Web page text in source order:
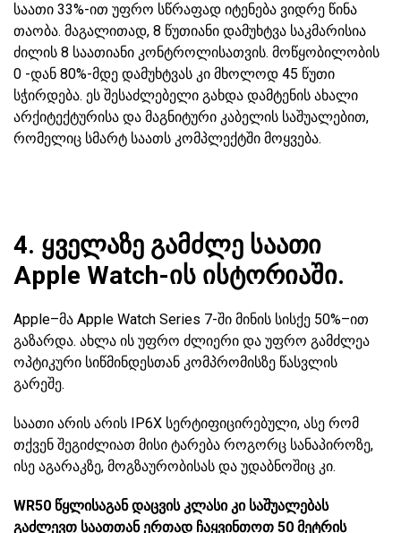
საათი 33%-ით უფრო სწრაფად იტენება ვიდრე წინა
თაობა. მაგალითად, 8 წუთიანი დამუხტვა საკმარისია
ძილის 8 საათიანი კონტროლისათვის. მოწყობილობის
0 -დან 80%-მდე დამუხტვას კი მხოლოდ 45 წუთი
სჭირდება. ეს შესაძლებელი გახდა დამტენის ახალი
არქიტექტურისა და მაგნიტური კაბელის საშუალებით,
რომელიც სმარტ საათს კომპლექტში მოყვება.
4. ყველაზე გამძლე საათი
Apple Watch-ის ისტორიაში.
Apple–მა Apple Watch Series 7-ში მინის სისქე 50%–ით
გაზარდა. ახლა ის უფრო ძლიერი და უფრო გამძლეა
ოპტიკური სიწმინდესთან კომპრომისზე წასვლის
გარეშე.
საათი არის არის IP6X სერტიფიცირებული, ასე რომ
თქვენ შეგიძლიათ მისი ტარება როგორც სანაპიროზე,
ისე აგარაკზე, მოგზაურობისას და უდაბნოშიც კი.
WR50 წყლისაგან დაცვის კლასი კი საშუალებას
გაძლევთ საათთან ერთად ჩაყვინთოთ 50 მეტრის